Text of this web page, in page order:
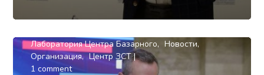
Сидоров Евгений
Конференция Здоровое Образование: опыт и
Лаборатория Центра Базарного
Новости
Организация
Центр ЗСТ
1 comment